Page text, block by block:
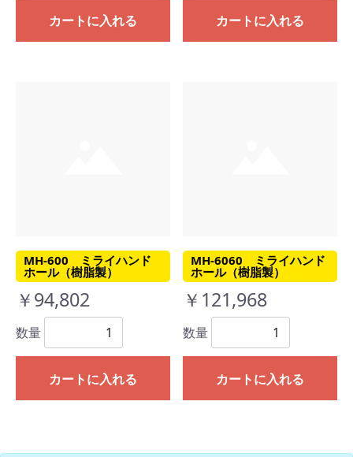
カートに入れる カートに入れる
MH-600 ミライハンド
ホール（樹脂製）
￥94,802
数量
カートに入れる
MH-6060 ミライハンド
ホール（樹脂製）
￥121,968
数量
カートに入れる